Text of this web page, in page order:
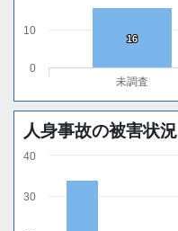
16
16
未調査
0
10
人身事故の被害状況
30
40